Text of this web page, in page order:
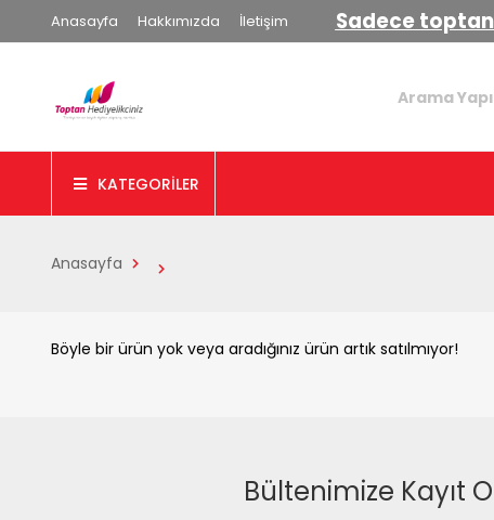
Anasayfa Hakkımızda İletişim Sadece
KATEGORİLER
Anasayfa
Böyle bir ürün yok veya aradığınız ürün artık satılmıyor!
Bültenimize Kayıt